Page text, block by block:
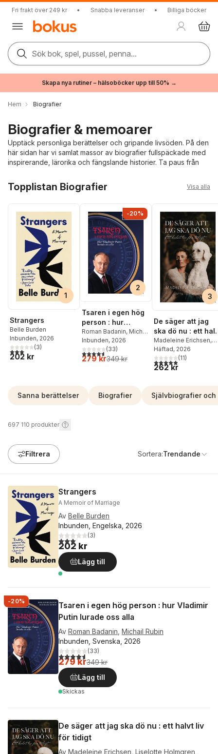
Fri frakt över 249 kr • Snabba leveranser • Billiga böcker
Sök bok, spel, pussel, penna...
Skapa nya rutiner – hälsoböcker upp till 50% →
Hem Biografier
Biografier & memoarer
Upptäck personliga berättelser och gripande livsöden. På den
här sidan har vi samlat massor av biografier fullspäckade med
inspirerande, lärorika och fängslande historier. Ta paus från
Topplistan Biografier Visa alla
1
Strangers
Belle Burden
Inbunden, 2026
3,0utav 5 stjärnor. Totalt antal röster:
(3)
202 kr
-20%
2
Tsaren i egen hög
person : hur
Vladimir Putin
lurade oss alla
Roman Badanin, Michail
Rubin
Inbunden, 2026
4,6utav 5 stjärnor. Totalt antal röster:
(33)
279 kr349 kr
3
De säger att jag
ska dö nu : ett
liv för tidigt
Madeleine Erichsen,
Liselotte Holmgren
Häftad, 2026
4,9utav 5 stjärnor.
(11)
262 kr
Sanna berättelser Biografier Självbiografier och
697 110 produkter
Filtrera Sortera:Trendande
Strangers
A Memoir of Marriage
Av Belle Burden
Inbunden, Engelska, 2026
3,0utav 5 stjärnor. Totalt antal röster:
(3)
202 kr
Lägg till
-20%
Tsaren i egen hög person : hur Vladimir
Putin lurade oss alla
Av Roman Badanin Michail Rubin
Inbunden, Svenska, 2026
4,6utav 5 stjärnor. Totalt antal röster:
(33)
279 kr349 kr
Lägg till
Skickas
De säger att jag ska dö nu : ett halvt liv
för tidigt
Av Madeleine Erichsen Liselotte Holmgren